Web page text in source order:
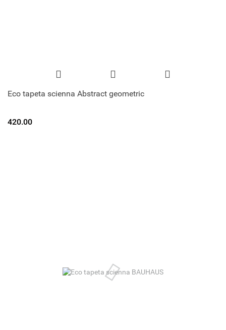
Eco tapeta scienna Abstract geometric
420.00